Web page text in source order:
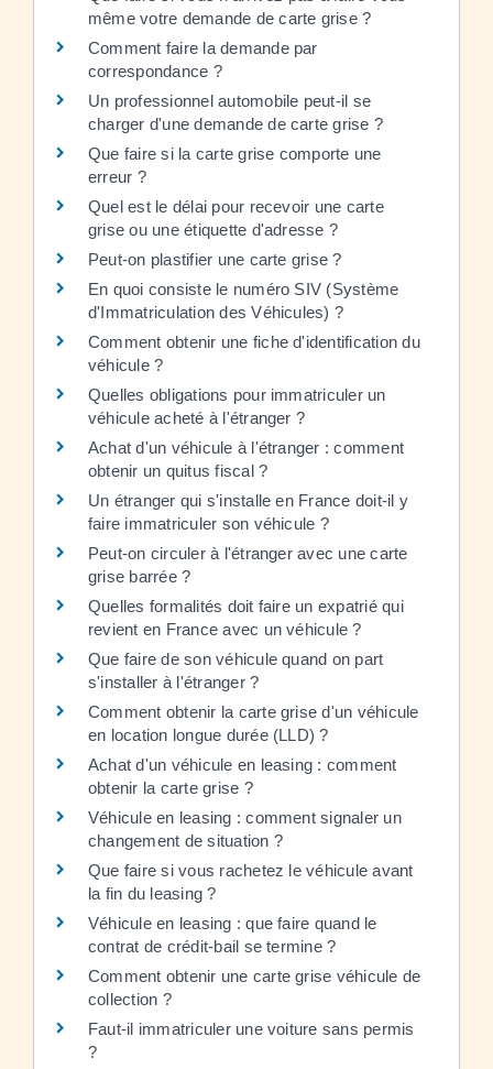
même votre demande de carte grise ?
Comment faire la demande par
correspondance ?
Un professionnel automobile peut-il se
charger d'une demande de carte grise ?
Que faire si la carte grise comporte une
erreur ?
Quel est le délai pour recevoir une carte
grise ou une étiquette d'adresse ?
Peut-on plastifier une carte grise ?
En quoi consiste le numéro SIV (Système
d'Immatriculation des Véhicules) ?
Comment obtenir une fiche d'identification du
véhicule ?
Quelles obligations pour immatriculer un
véhicule acheté à l'étranger ?
Achat d'un véhicule à l'étranger : comment
obtenir un quitus fiscal ?
Un étranger qui s'installe en France doit-il y
faire immatriculer son véhicule ?
Peut-on circuler à l'étranger avec une carte
grise barrée ?
Quelles formalités doit faire un expatrié qui
revient en France avec un véhicule ?
Que faire de son véhicule quand on part
s'installer à l'étranger ?
Comment obtenir la carte grise d'un véhicule
en location longue durée (LLD) ?
Achat d'un véhicule en leasing : comment
obtenir la carte grise ?
Véhicule en leasing : comment signaler un
changement de situation ?
Que faire si vous rachetez le véhicule avant
la fin du leasing ?
Véhicule en leasing : que faire quand le
contrat de crédit-bail se termine ?
Comment obtenir une carte grise véhicule de
collection ?
Faut-il immatriculer une voiture sans permis
?